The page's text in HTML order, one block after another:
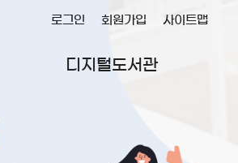
디지털도서관
로그인 회원가입 사이트맵